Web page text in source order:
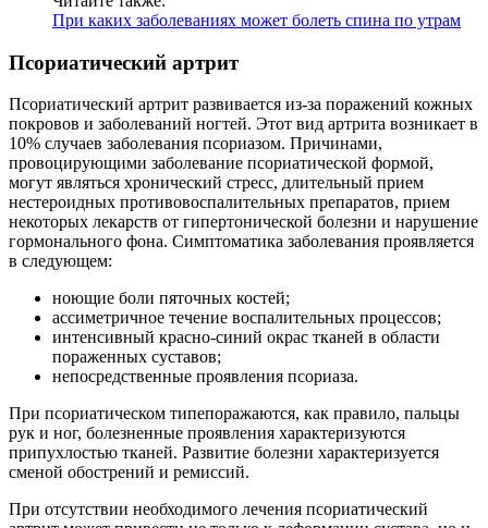
При каких заболеваниях может болеть спина по утрам
Псориатический артрит
Псориатический артрит развивается из-за поражений кожных
покровов и заболеваний ногтей. Этот вид артрита возникает в
10% случаев заболевания псориазом. Причинами,
провоцирующими заболевание псориатической формой,
могут являться хронический стресс, длительный прием
нестероидных противовоспалительных препаратов, прием
некоторых лекарств от гипертонической болезни и нарушение
гормонального фона. Симптоматика заболевания проявляется
в следующем:
ноющие боли пяточных костей;
ассиметричное течение воспалительных процессов;
интенсивный красно-синий окрас тканей в области
пораженных суставов;
непосредственные проявления псориаза.
При псориатическом типепоражаются, как правило, пальцы
рук и ног, болезненные проявления характеризуются
припухлостью тканей. Развитие болезни характеризуется
сменой обострений и ремиссий.
При отсутствии необходимого лечения псориатический